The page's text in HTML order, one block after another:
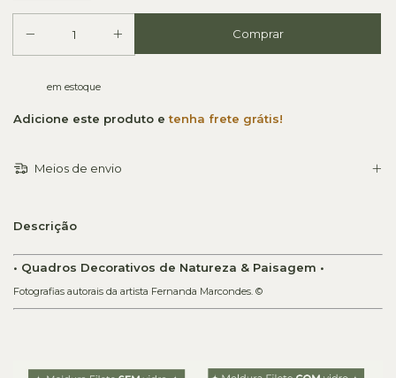
em estoque
Adicione este produto etenha frete grátis!
Meios de envio
Descrição
• Quadros Decorativos de Natureza & Paisagem •
Fotografias autorais da artista Fernanda Marcondes. ©